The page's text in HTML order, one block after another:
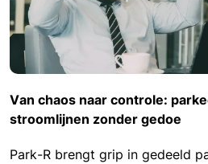
Van chaos naar controle:
stroomlijnen zonder gedoe
Park-R brengt grip in gedeeld